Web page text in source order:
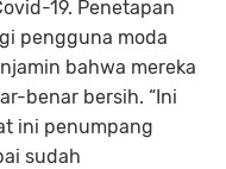
19. Penetapan
pengguna moda
bahwa mereka
benar bersih. “Ini
ini penumpang
sudah